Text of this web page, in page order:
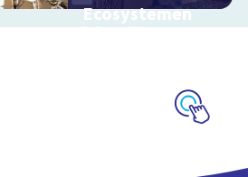
Ecosystemen
Interactieve